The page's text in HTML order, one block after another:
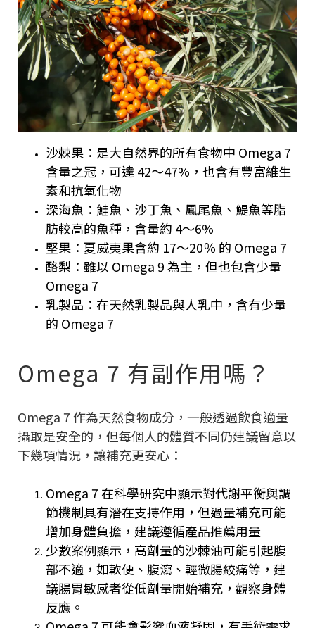
沙棘果：是大自然界的所有食物中 Omega 7
含量之冠，可達 42～47%，也含有豐富維生
素和抗氧化物
深海魚：鮭魚、沙丁魚、鳳尾魚、鯷魚等脂
肪較高的魚種，含量約 4～6%
堅果：夏威夷果含約 17～20％ 的 Omega 7
酪梨：雖以 Omega 9 為主，但也包含少量
Omega 7
乳製品：在天然乳製品與人乳中，含有少量
的 Omega 7
Omega 7 有副作用嗎？
Omega 7 作為天然食物成分，一般透過飲食適量
攝取是安全的，但每個人的體質不同仍建議留意以
下幾項情況，讓補充更安心：
Omega 7 在科學研究中顯示對代謝平衡與調
節機制具有潛在支持作用，但過量補充可能
增加身體負擔，建議遵循產品推薦用量
少數案例顯示，高劑量的沙棘油可能引起腹
部不適，如軟便、腹瀉、輕微腸絞痛等，建
議腸胃敏感者從低劑量開始補充，觀察身體
反應。